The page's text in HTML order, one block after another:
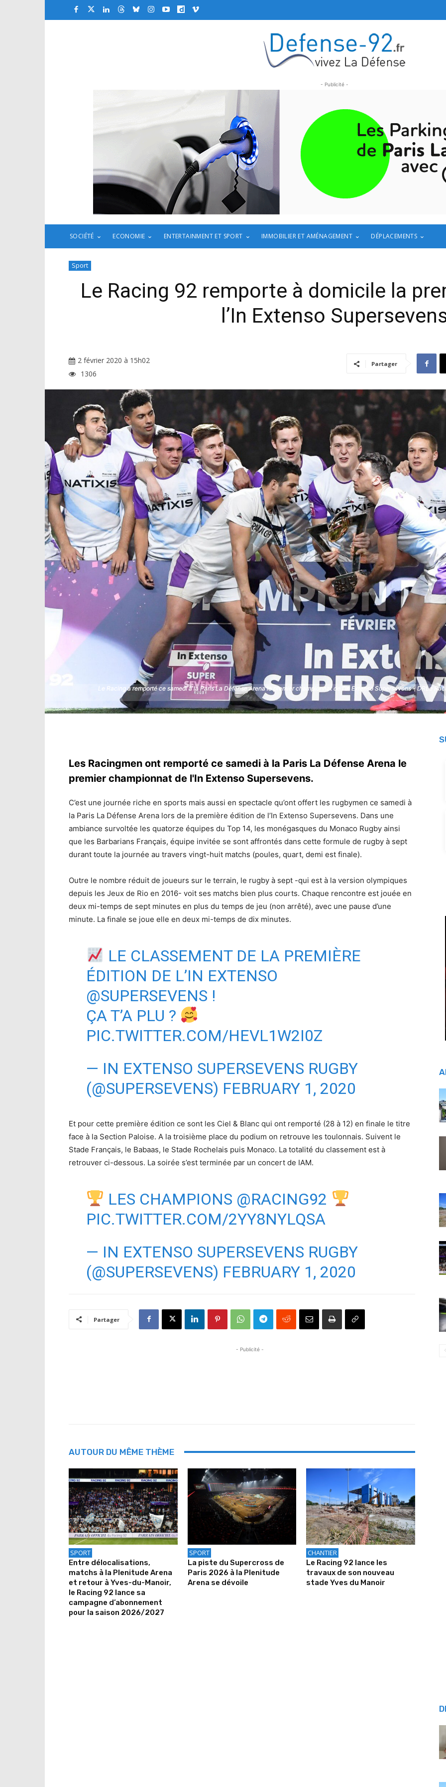
- Publicité -
SOCIÉTÉ ECONOMIE ENTERTAINMENT ET SPORT IMMOBILIER ET AMÉNAGEMENT DÉPLACEMENTS
Sport
Le Racing 92 remporte à domicile la
l’In Extenso
2 février 2020 à 15h02
1306
Partager
Le Racing a remporté ce samedi à la Paris La Défense Arena le premier championnat de l'In Extenso Supersevens - DRLe
Le Racing a remporté ce samedi à la Paris La Défense Arena le premier championnat de l'In Extenso Supersevens - DRLe
Les Racingmen ont remporté ce samedi à la Paris La Défense Arena le
premier championnat de l'In Extenso Supersevens.
C’est une journée riche en sports mais aussi en spectacle qu’ont offert les rugbymen ce samedi à
la Paris La Défense Arena lors de la première édition de l’In Extenso Supersevens. Dans une
ambiance survoltée les quatorze équipes du Top 14, les monégasques du Monaco Rugby ainsi
que les Barbarians Français, équipe invitée se sont affrontés dans cette formule de rugby à sept
durant toute la journée au travers vingt-huit matchs (poules, quart, demi est finale).
Outre le nombre réduit de joueurs sur le terrain, le rugby à sept -qui est à la version olympiques
depuis les Jeux de Rio en 2016- voit ses matchs bien plus courts. Chaque rencontre est jouée en
deux mi-temps de sept minutes en plus du temps de jeu (non arrêté), avec une pause d’une
minute. La finale se joue elle en deux mi-temps de dix minutes.
LE CLASSEMENT DE LA PREMIÈRE
ÉDITION DE L’IN EXTENSO
@SUPERSEVENS !
ÇA T’A PLU ?
PIC.TWITTER.COM/HEVL1W2I0Z
— IN EXTENSO SUPERSEVENS RUGBY
(@SUPERSEVENS) FEBRUARY 1, 2020
Et pour cette première édition ce sont les Ciel & Blanc qui ont remporté (28 à 12) en finale le titre
face à la Section Paloise. A la troisième place du podium on retrouve les toulonnais. Suivent le
Stade Français, le Babaas, le Stade Rochelais puis Monaco. La totalité du classement est à
retrouver ci-dessous. La soirée s’est terminée par un concert de IAM.
LES CHAMPIONS @RACING92
PIC.TWITTER.COM/2YY8NYLQSA
— IN EXTENSO SUPERSEVENS RUGBY
(@SUPERSEVENS) FEBRUARY 1, 2020
Partager
- Publicité -
AUTOUR DU MÊME THÈME
SPORT
Entre délocalisations,
matchs à la Plenitude Arena
et retour à Yves-du-Manoir,
le Racing 92 lance sa
campagne d’abonnement
pour la saison 2026/2027
SPORT
La piste du Supercross de
Paris 2026 à la Plenitude
Arena se dévoile
CHANTIER
Le Racing 92 lance les
travaux de son nouveau
stade Yves du Manoir